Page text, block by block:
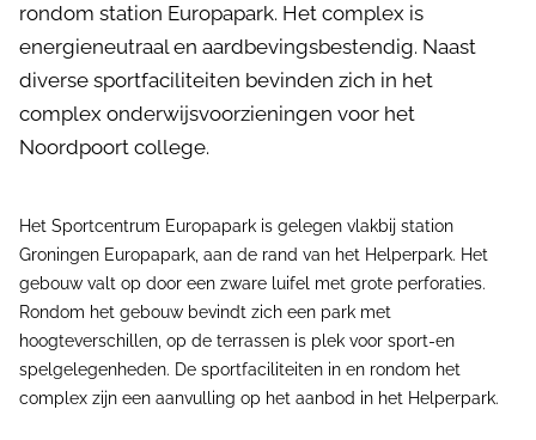
rondom station Europapark. Het complex is
energieneutraal en aardbevingsbestendig. Naast
diverse sportfaciliteiten bevinden zich in het
complex onderwijsvoorzieningen voor het
Noordpoort college.
Het Sportcentrum Europapark is gelegen vlakbij station
Groningen Europapark, aan de rand van het Helperpark. Het
gebouw valt op door een zware luifel met grote perforaties.
Rondom het gebouw bevindt zich een park met
hoogteverschillen, op de terrassen is plek voor sport-en
spelgelegenheden. De sportfaciliteiten in en rondom het
complex zijn een aanvulling op het aanbod in het Helperpark.